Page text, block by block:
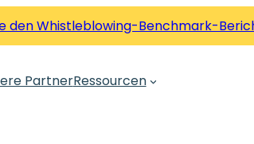
den Whistleblowing-Benchmark-
PartnerRessourcen